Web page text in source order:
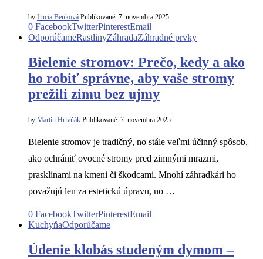
by Lucia Benková Publikované: 7. novembra 2025
0 FacebookTwitterPinterestEmail
OdporúčameRastlinyZáhradaZáhradné prvky
Bielenie stromov: Prečo, kedy a ako
ho robiť správne, aby vaše stromy
prežili zimu bez ujmy
by Martin Hrivňák Publikované: 7. novembra 2025
Bielenie stromov je tradičný, no stále veľmi účinný spôsob,
ako ochrániť ovocné stromy pred zimnými mrazmi,
prasklinami na kmeni či škodcami. Mnohí záhradkári ho
považujú len za estetickú úpravu, no …
0 FacebookTwitterPinterestEmail
KuchyňaOdporúčame
Údenie klobás studeným dymom –